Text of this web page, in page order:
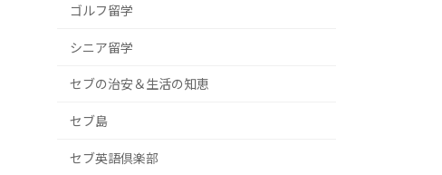
ゴルフ留学
シニア留学
セブの治安＆生活の知恵
セブ島
セブ英語倶楽部